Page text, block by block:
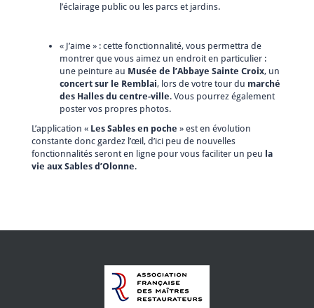
l’éclairage public ou les parcs et jardins.
« J’aime » : cette fonctionnalité, vous permettra de
montrer que vous aimez un endroit en particulier :
une peinture au Musée de l’Abbaye Sainte Croix, un
concert sur le Remblai, lors de votre tour du marché
des Halles du centre-ville. Vous pourrez également
poster vos propres photos.
L’application « Les Sables en poche » est en évolution
constante donc gardez l’œil, d’ici peu de nouvelles
fonctionnalités seront en ligne pour vous faciliter un peu la
vie aux Sables d’Olonne.